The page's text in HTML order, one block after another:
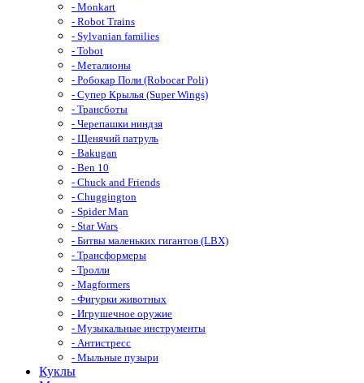
- Monkart
- Robot Trains
- Sylvanian families
- Tobot
- Металионы
- Робокар Поли (Robocar Poli)
- Супер Крылья (Super Wings)
- Трансботы
- Черепашки ниндзя
- Щенячий патруль
- Bakugan
- Ben 10
- Chuck and Friends
- Chuggington
- Spider Man
- Star Wars
- Битвы маленьких гигантов (LBX)
- Трансформеры
- Тролли
- Magformers
- Фигурки животных
- Игрушечное оружие
- Музыкальные инструменты
- Антистресс
- Мыльные пузыри
Куклы